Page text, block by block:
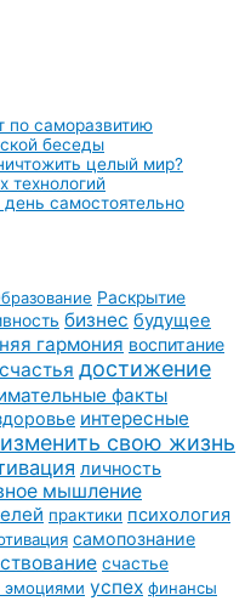
по саморазвитию
беседы
целый мир?
технологий
самостоятельно
Раскрытие
бизнес будущее
гармония воспитание
достижение
факты
интересные
свою жизнь
личность
мышление
практики психология
самопознание
счастье
эмоциями успех финансы